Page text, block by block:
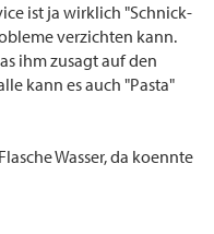
ist ja wirklich "Schnick-
verzichten kann.
ihm zusagt auf den
kann es auch "Pasta"
Wasser, da koennte